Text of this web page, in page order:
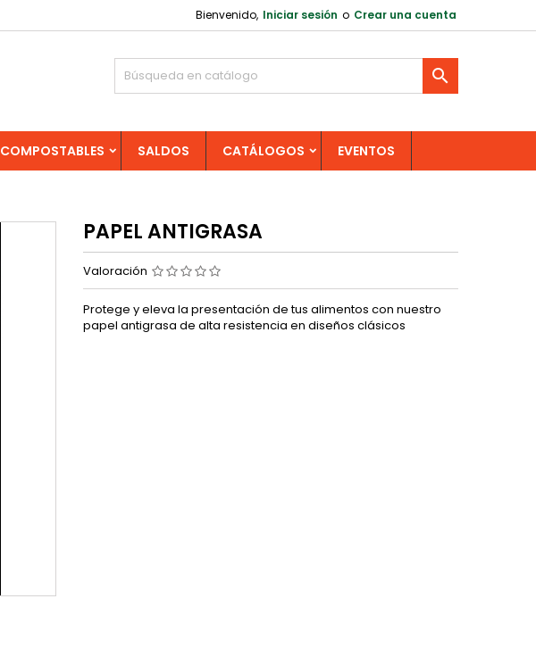
Bienvenido, Iniciar sesión o Crear una cuenta

COMPOSTABLES SALDOS CATÁLOGOS EVENTOS
PAPEL ANTIGRASA
Valoración
Protege y eleva la presentación de tus alimentos con nuestro
papel antigrasa de alta resistencia en diseños clásicos